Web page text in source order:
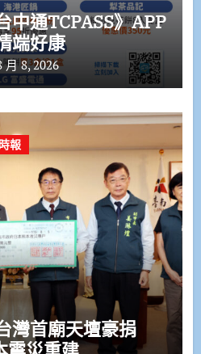
中通TCPASS》APP
端好康
月 8, 2026
報
灣首廟天壇豪捐
震災重建